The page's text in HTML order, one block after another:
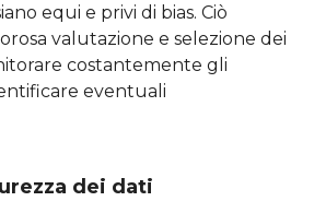
equi e privi di bias. Ciò
valutazione e selezione dei
costantemente gli
eventuali
dei dati